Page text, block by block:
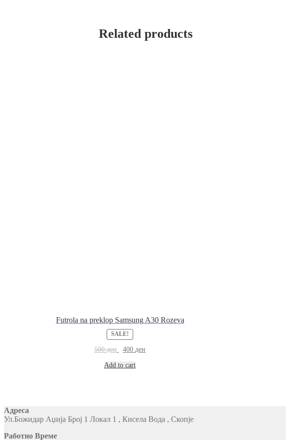
Related products
Futrola na preklop Samsung A30 Rozeva
SALE!
500ден 400 ден
Add to cart
Адреса
Ул.Божидар Аџија Број 1 Локал 1 , Кисела Вода , Скопје
Работно Време